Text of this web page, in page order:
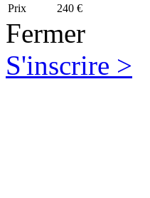
Prix
240 €
Fermer
S'inscrire >